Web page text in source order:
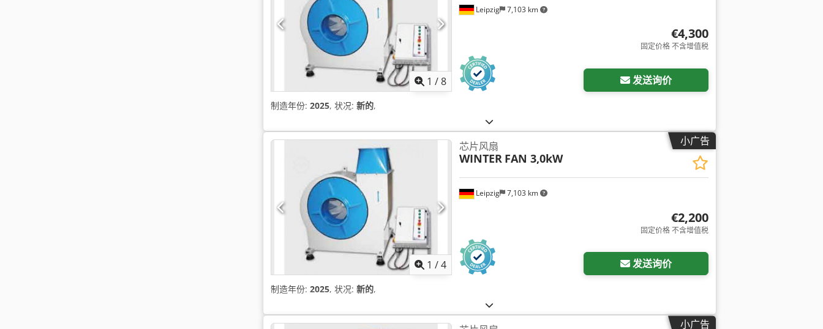
1 /8
Leipzig 7,103 km
€4,300
固定价格 不含增值税
发送询价
制造年份: 2025, 状况: 新的,
小广告
1 /4
Leipzig 7,103 km
芯片风扇
WINTER FAN 3,0kW
€2,200
固定价格 不含增值税
发送询价
制造年份: 2025, 状况: 新的,
小广告